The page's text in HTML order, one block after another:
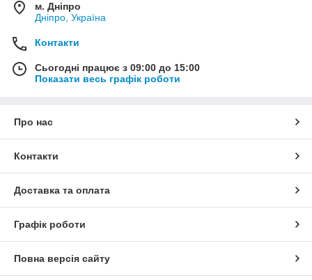
м. Дніпро
Дніпро, Україна
Контакти
Сьогодні працює з 09:00 до 15:00
Показати весь графік роботи
Про нас
Контакти
Доставка та оплата
Графік роботи
Повна версія сайту